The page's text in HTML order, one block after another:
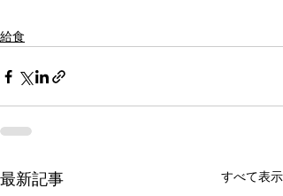
給食
最新記事 すべて表示